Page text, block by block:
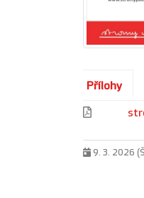
Přílohy
9. 3. 2026